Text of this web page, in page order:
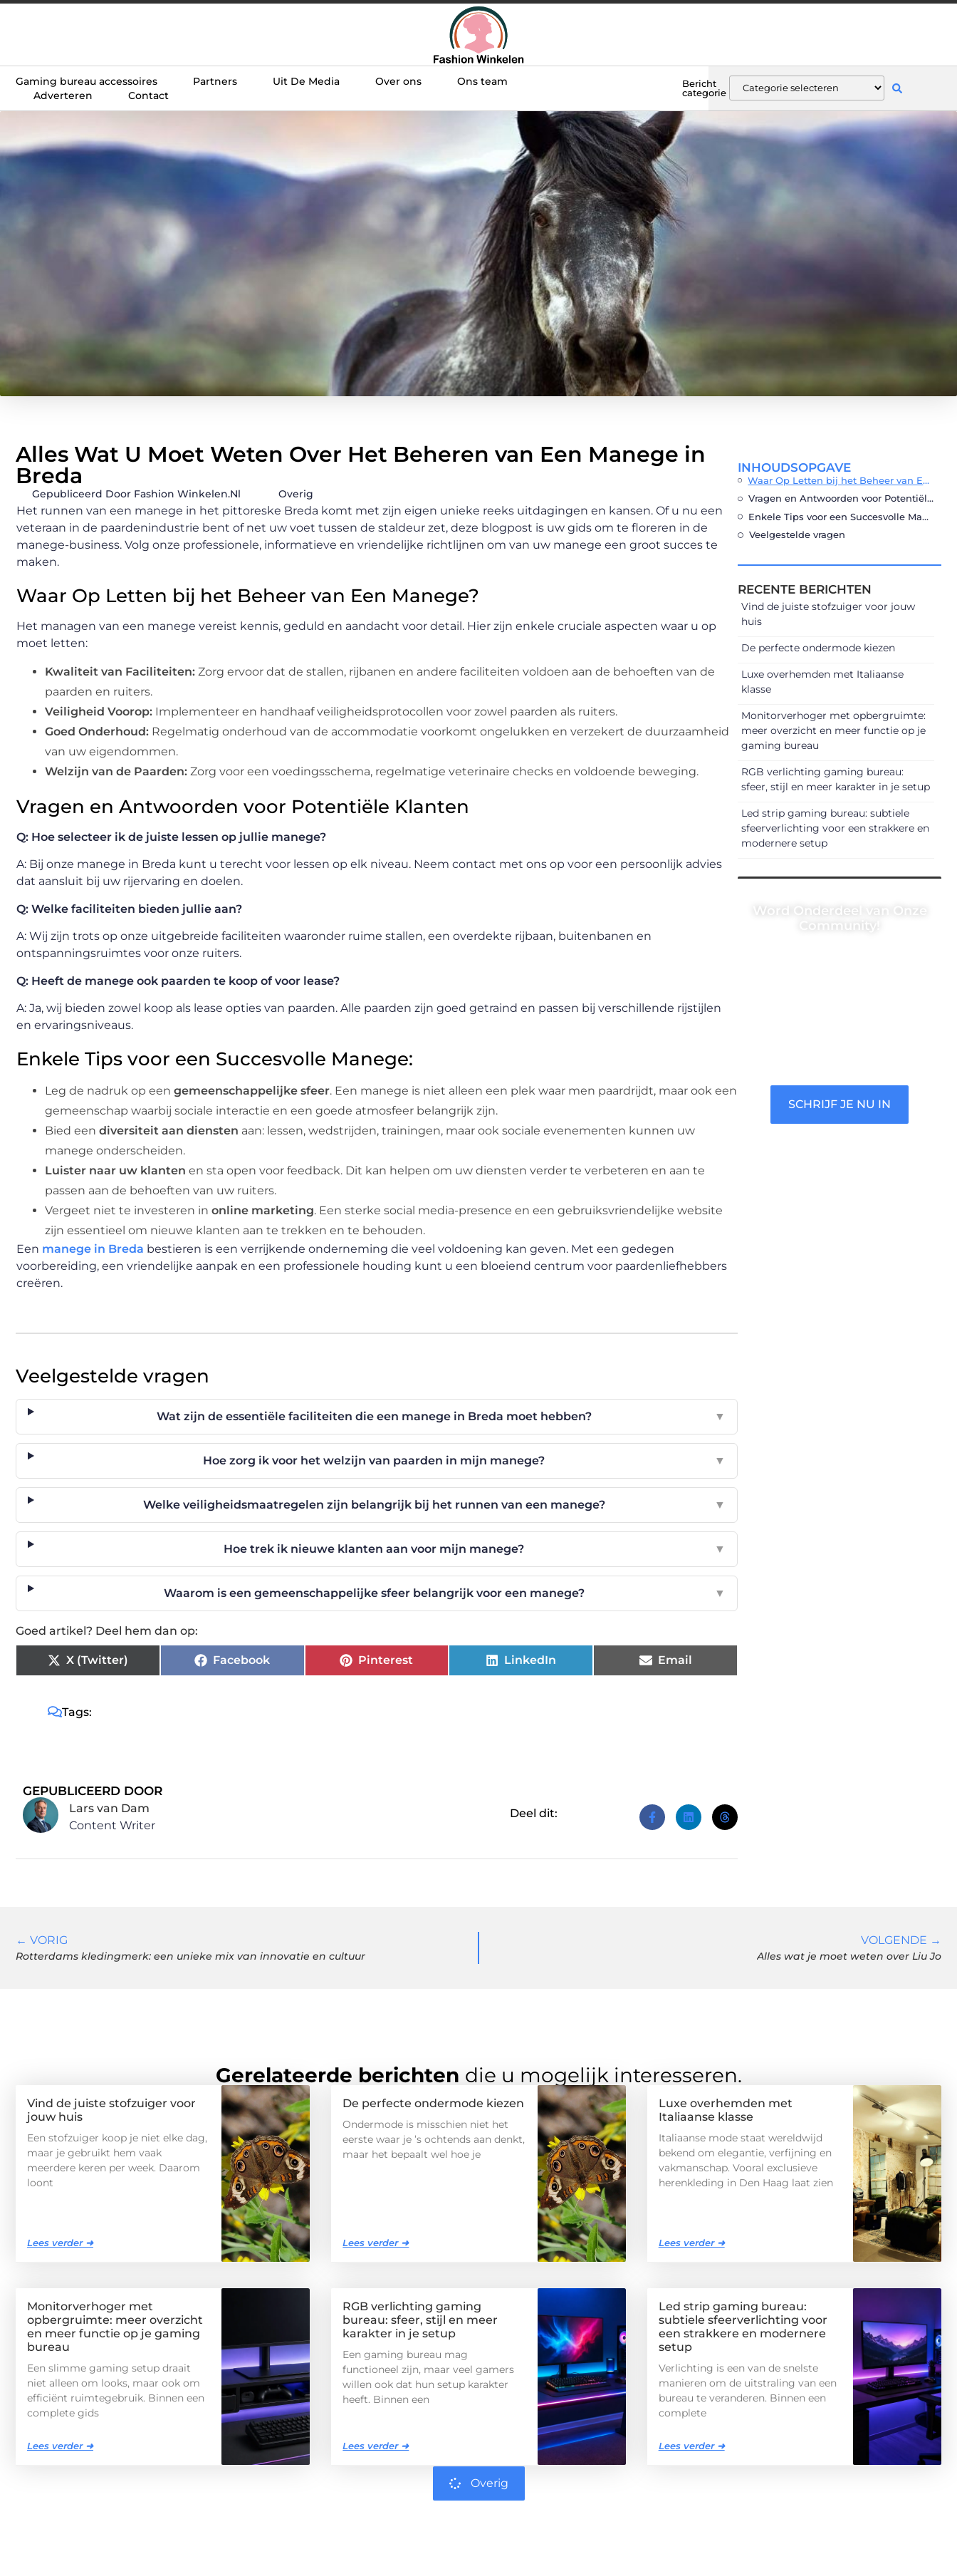
Gaming bureau accessoires Partners Uit De Media Over ons
Ons team
Adverteren
Contact
Bericht
categorie
Alles Wat U Moet Weten Over Het Beheren van Een Manege in
Breda
Gepubliceerd Door Fashion Winkelen.nl Overig
Het runnen van een manege in het pittoreske Breda komt met zijn eigen unieke reeks uitdagingen en kansen. Of u nu een
veteraan in de paardenindustrie bent of net uw voet tussen de staldeur zet, deze blogpost is uw gids om te floreren in de
manege-business. Volg onze professionele, informatieve en vriendelijke richtlijnen om van uw manege een groot succes te
maken.
Waar Op Letten bij het Beheer van Een Manege?
Het managen van een manege vereist kennis, geduld en aandacht voor detail. Hier zijn enkele cruciale aspecten waar u op
moet letten:
Kwaliteit van Faciliteiten: Zorg ervoor dat de stallen, rijbanen en andere faciliteiten voldoen aan de behoeften van de
paarden en ruiters.
Veiligheid Voorop: Implementeer en handhaaf veiligheidsprotocollen voor zowel paarden als ruiters.
Goed Onderhoud: Regelmatig onderhoud van de accommodatie voorkomt ongelukken en verzekert de duurzaamheid
van uw eigendommen.
Welzijn van de Paarden: Zorg voor een voedingsschema, regelmatige veterinaire checks en voldoende beweging.
Vragen en Antwoorden voor Potentiële Klanten
Q: Hoe selecteer ik de juiste lessen op jullie manege?
A: Bij onze manege in Breda kunt u terecht voor lessen op elk niveau. Neem contact met ons op voor een persoonlijk advies
dat aansluit bij uw rijervaring en doelen.
Q: Welke faciliteiten bieden jullie aan?
A: Wij zijn trots op onze uitgebreide faciliteiten waaronder ruime stallen, een overdekte rijbaan, buitenbanen en
ontspanningsruimtes voor onze ruiters.
Q: Heeft de manege ook paarden te koop of voor lease?
A: Ja, wij bieden zowel koop als lease opties van paarden. Alle paarden zijn goed getraind en passen bij verschillende rijstijlen
en ervaringsniveaus.
Enkele Tips voor een Succesvolle Manege:
Leg de nadruk op een gemeenschappelijke sfeer. Een manege is niet alleen een plek waar men paardrijdt, maar ook een
gemeenschap waarbij sociale interactie en een goede atmosfeer belangrijk zijn.
Bied een diversiteit aan diensten aan: lessen, wedstrijden, trainingen, maar ook sociale evenementen kunnen uw
manege onderscheiden.
Luister naar uw klanten en sta open voor feedback. Dit kan helpen om uw diensten verder te verbeteren en aan te
passen aan de behoeften van uw ruiters.
Vergeet niet te investeren in online marketing. Een sterke social media-presence en een gebruiksvriendelijke website
zijn essentieel om nieuwe klanten aan te trekken en te behouden.
Een manege in Breda bestieren is een verrijkende onderneming die veel voldoening kan geven. Met een gedegen
voorbereiding, een vriendelijke aanpak en een professionele houding kunt u een bloeiend centrum voor paardenliefhebbers
creëren.
Veelgestelde vragen
Wat zijn de essentiële faciliteiten die een manege in Breda moet hebben? ▼
Hoe zorg ik voor het welzijn van paarden in mijn manege? ▼
Welke veiligheidsmaatregelen zijn belangrijk bij het runnen van een manege? ▼
Hoe trek ik nieuwe klanten aan voor mijn manege? ▼
Waarom is een gemeenschappelijke sfeer belangrijk voor een manege? ▼
Goed artikel? Deel hem dan op:
X (Twitter) Facebook Pinterest LinkedIn Email
Tags:
GEPUBLICEERD DOOR
Lars van Dam
Content Writer
Deel dit:
INHOUDSOPGAVE
Waar Op Letten bij het Beheer van Een Manege?
Vragen en Antwoorden voor Potentiële Klanten
Enkele Tips voor een Succesvolle Manege:
Veelgestelde vragen
RECENTE BERICHTEN
Vind de juiste stofzuiger voor jouw
huis
De perfecte ondermode kiezen
Luxe overhemden met Italiaanse
klasse
Monitorverhoger met opbergruimte:
meer overzicht en meer functie op je
gaming bureau
RGB verlichting gaming bureau:
sfeer, stijl en meer karakter in je setup
Led strip gaming bureau: subtiele
sfeerverlichting voor een strakkere en
modernere setup
Word Onderdeel van Onze
Community!
SCHRIJF JE NU IN
← VORIG
Rotterdams kledingmerk: een unieke mix van innovatie en cultuur
VOLGENDE →
Alles wat je moet weten over Liu Jo
Gerelateerde berichten die u mogelijk interesseren.
Vind de juiste stofzuiger voor
jouw huis
Een stofzuiger koop je niet elke dag,
maar je gebruikt hem vaak
meerdere keren per week. Daarom
loont
Lees verder ➜
De perfecte ondermode kiezen
Ondermode is misschien niet het
eerste waar je ’s ochtends aan denkt,
maar het bepaalt wel hoe je
Lees verder ➜
Luxe overhemden met
Italiaanse klasse
Italiaanse mode staat wereldwijd
bekend om elegantie, verfijning en
vakmanschap. Vooral exclusieve
herenkleding in Den Haag laat zien
Lees verder ➜
Monitorverhoger met
opbergruimte: meer overzicht
en meer functie op je gaming
bureau
Een slimme gaming setup draait
niet alleen om looks, maar ook om
efficiënt ruimtegebruik. Binnen een
complete gids
Lees verder ➜
RGB verlichting gaming
bureau: sfeer, stijl en meer
karakter in je setup
Een gaming bureau mag
functioneel zijn, maar veel gamers
willen ook dat hun setup karakter
heeft. Binnen een
Lees verder ➜
Led strip gaming bureau:
subtiele sfeerverlichting voor
een strakkere en modernere
setup
Verlichting is een van de snelste
manieren om de uitstraling van een
bureau te veranderen. Binnen een
complete
Lees verder ➜
Overig